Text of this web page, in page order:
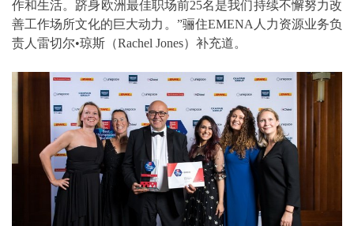
作和生活。跻身欧洲最佳职场前25名是我们持续不懈努力改
善工作场所文化的巨大动力。”骊住EMENA人力资源业务负
责人雷切尔•琼斯（Rachel Jones）补充道。